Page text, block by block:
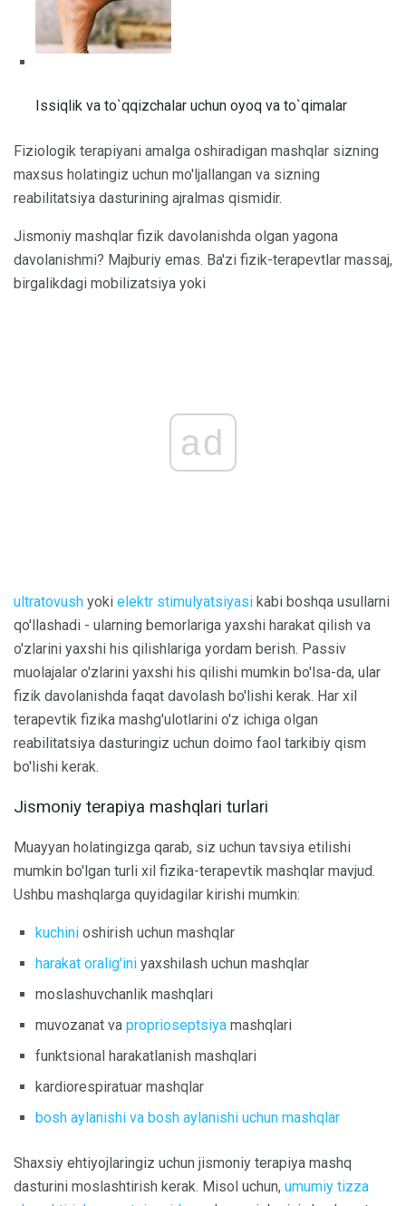
Issiqlik va to`qqizchalar uchun oyoq va to`qimalar
Fiziologik terapiyani amalga oshiradigan mashqlar sizning
maxsus holatingiz uchun mo'ljallangan va sizning
reabilitatsiya dasturining ajralmas qismidir.
Jismoniy mashqlar fizik davolanishda olgan yagona
davolanishmi? Majburiy emas. Ba'zi fizik-terapevtlar massaj,
birgalikdagi mobilizatsiya yoki
ad
ultratovush yoki elektr stimulyatsiyasi kabi boshqa usullarni
qo'llashadi - ularning bemorlariga yaxshi harakat qilish va
o'zlarini yaxshi his qilishlariga yordam berish. Passiv
muolajalar o'zlarini yaxshi his qilishi mumkin bo'lsa-da, ular
fizik davolanishda faqat davolash bo'lishi kerak. Har xil
terapevtik fizika mashg'ulotlarini o'z ichiga olgan
reabilitatsiya dasturingiz uchun doimo faol tarkibiy qism
bo'lishi kerak.
Jismoniy terapiya mashqlari turlari
Muayyan holatingizga qarab, siz uchun tavsiya etilishi
mumkin bo'lgan turli xil fizika-terapevtik mashqlar mavjud.
Ushbu mashqlarga quyidagilar kirishi mumkin:
kuchini oshirish uchun mashqlar
harakat oralig'ini yaxshilash uchun mashqlar
moslashuvchanlik mashqlari
muvozanat va proprioseptsiya mashqlari
funktsional harakatlanish mashqlari
kardiorespiratuar mashqlar
bosh aylanishi va bosh aylanishi uchun mashqlar
Shaxsiy ehtiyojlaringiz uchun jismoniy terapiya mashq
dasturini moslashtirish kerak. Misol uchun, umumiy tizza